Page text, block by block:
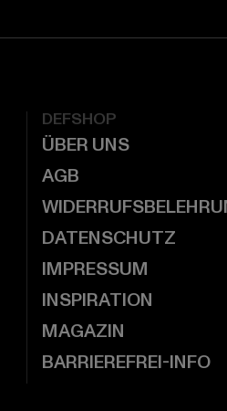
DEFSHOP
ÜBER UNS
AGB
DATENSCHUTZ
IMPRESSUM
INSPIRATION
MAGAZIN
BARRIEREFREI-INFO